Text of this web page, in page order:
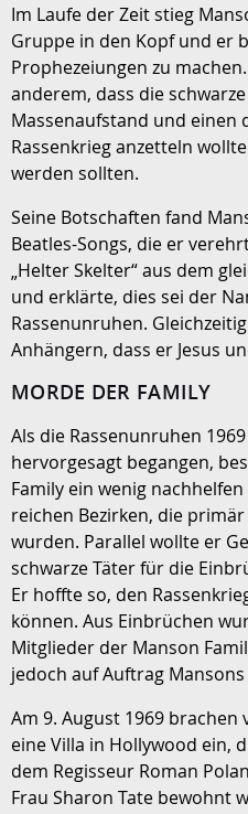
Im Laufe der Zeit stieg
Gruppe in den Kopf und er
Prophezeiungen zu
anderem, dass die
Massenaufstand und einen
Rassenkrieg anzetteln
werden sollten.
Seine Botschaften fand
Beatles-Songs, die er
„Helter Skelter“ aus dem
und erklärte, dies sei der
Rassenunruhen.
Anhängern, dass er Jesus
MORDE DER FAMILY
Als die Rassenunruhen
hervorgesagt begangen,
Family ein wenig
reichen Bezirken, die
wurden. Parallel wollte er
schwarze Täter für die
Er hoffte so, den
können. Aus Einbrüchen
Mitglieder der Manson
jedoch auf Auftrag
Am 9. August 1969
eine Villa in Hollywood ein,
dem Regisseur Roman
Frau Sharon Tate bewohnt